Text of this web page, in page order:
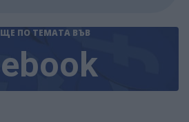
ПО ТЕМАТА ВЪВ